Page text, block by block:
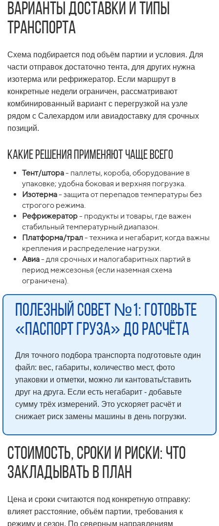
Варианты доставки и типы
транспорта
Схема подбирается под объём партии и условия. Для
части отправок достаточно тента, для других нужна
изотерма или рефрижератор. Если маршрут в
конкретные недели ограничен, рассматривают
комбинированный вариант с перегрузкой на узле
рядом с Салехардом или авиадоставку для срочных
позиций.
Какие решения применяют чаще всего
Тент/штора- паллеты, короба, оборудование в
упаковке; удобна боковая и верхняя погрузка.
Изотерма- защита от перепадов температуры без
строгого режима.
Рефрижератор- продукты и товары, где важен
стабильный температурный диапазон.
Платформа/трал- техника и негабарит, когда важны
крепления и распределение нагрузки.
Авиа- для срочных и малогабаритных партий в
период межсезонья (если наземная схема
ограничена).
Полезный совет №1: готовьте
«паспорт груза» до расчёта
Для точного подбора транспорта подготовьте один
файл: вес, габариты, количество мест, фото
упаковки и отметки, можно ли кантовать/ставить
друг на друга. Если есть негабарит - добавьте
сумму трёх измерений. Это ускоряет расчёт и
снижает риск замены машины в день погрузки.
Стоимость, сроки и риски: что
закладывать в план
Цена и сроки считаются под конкретную отправку:
влияет расстояние, объём партии, требования к
режиму и сезон. По северным направлениям